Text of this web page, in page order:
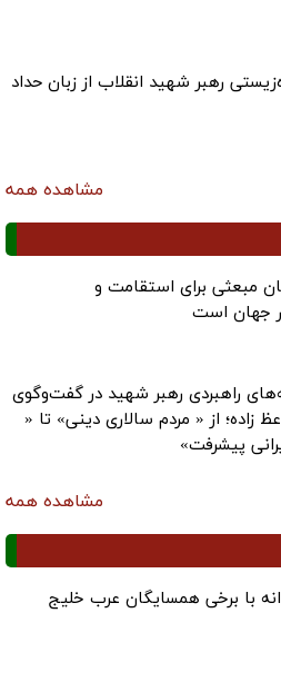
رهبر شهید انقلاب از زبان حداد
مشاهده همه
مبعثی برای استقامت و
جهان است
راهبردی رهبر شهید در گفت‌وگوی
زاده؛ از « مردم سالاری دینی» تا «
پیشرفت»
مشاهده همه
با برخی همسایگان عرب خلیج